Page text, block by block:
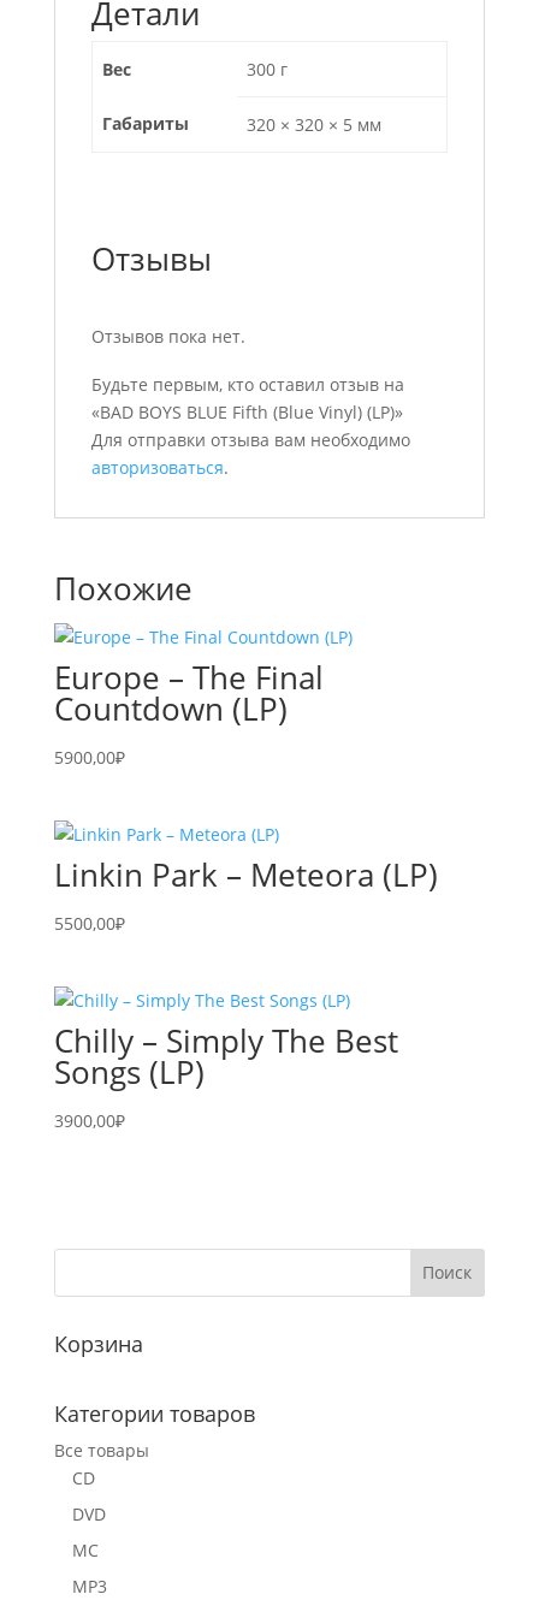
Детали
Вес 300 г
Габариты 320 × 320 × 5 мм
Отзывы
Отзывов пока нет.
Будьте первым, кто оставил отзыв на
«BAD BOYS BLUE Fifth (Blue Vinyl) (LP)»
Для отправки отзыва вам необходимо
авторизоваться.
Похожие
Europe – The Final
Countdown (LP)
5900,00₽
Linkin Park – Meteora (LP)
5500,00₽
Chilly – Simply The Best
Songs (LP)
3900,00₽
Корзина
Категории товаров
Все товары
CD
DVD
MC
MP3